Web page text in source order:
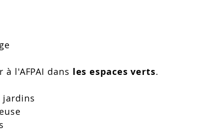
à l'AFPAI dans les espaces verts.
jardins